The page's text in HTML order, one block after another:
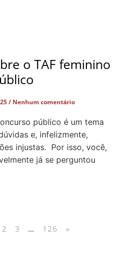
o TAF feminino
Nenhum comentário
público é um tema
e, infelizmente,
injustas. Por isso, você,
já se perguntou
2 3 … 126 »